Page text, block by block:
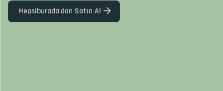
Hepsiburada'dan Satın Al